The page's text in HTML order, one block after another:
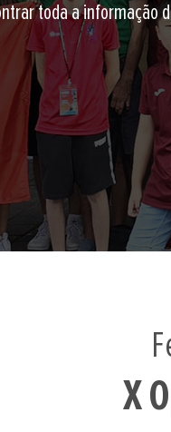
milenar
X